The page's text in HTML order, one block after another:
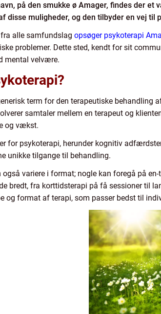
på den smukke ø Amager, findes der
disse muligheder, og den tilbyder en vej
alle samfundslag opsøger psykoterapi
problemer. Dette sted, kendt for sit
mental velvære.
term for den terapeutiske
samtaler mellem en terapeut og
og vækst.
for psykoterapi, herunder kognitiv
unikke tilgange til behandling.
også variere i format; nogle kan foregå på
bredt, fra korttidsterapi på få sessioner til
og format af terapi, som passer bedst til